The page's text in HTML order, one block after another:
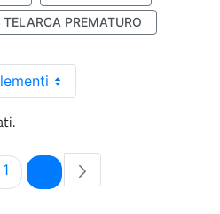
TELARCA PREMATURO
Pagina
1 Pagina